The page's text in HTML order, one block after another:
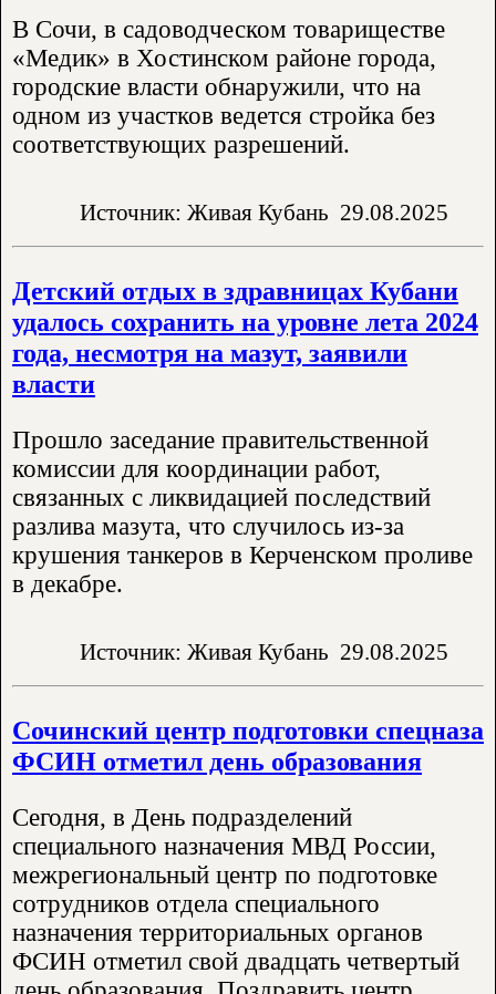
В Сочи, в садоводческом товариществе
«Медик» в Хостинском районе города,
городские власти обнаружили, что на
одном из участков ведется стройка без
соответствующих разрешений.
Источник: Живая Кубань 29.08.2025
Детский отдых в здравницах Кубани
удалось сохранить на уровне лета 2024
года, несмотря на мазут, заявили
власти
Прошло заседание правительственной
комиссии для координации работ,
связанных с ликвидацией последствий
разлива мазута, что случилось из-за
крушения танкеров в Керченском проливе
в декабре.
Источник: Живая Кубань 29.08.2025
Сочинский центр подготовки спецназа
ФСИН отметил день образования
Сегодня, в День подразделений
специального назначения МВД России,
межрегиональный центр по подготовке
сотрудников отдела специального
назначения территориальных органов
ФСИН отметил свой двадцать четвертый